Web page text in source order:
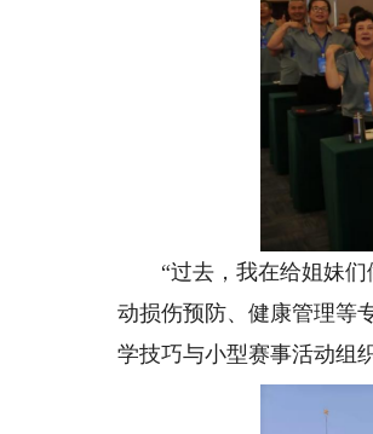
“过去，我在给姐妹们
动损伤预防、健康管理等
学技巧与小型赛事活动组